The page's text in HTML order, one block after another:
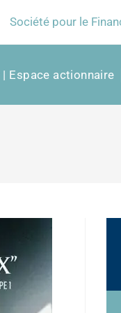
Société pour le
Espace actionnaire